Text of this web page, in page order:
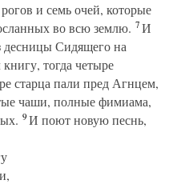
и семь очей, которые
во всю землю. 7И
Сидящего на
тогда четыре
старца пали пред Агнцем,
чаши, полные фимиама,
9И поют новую песнь,